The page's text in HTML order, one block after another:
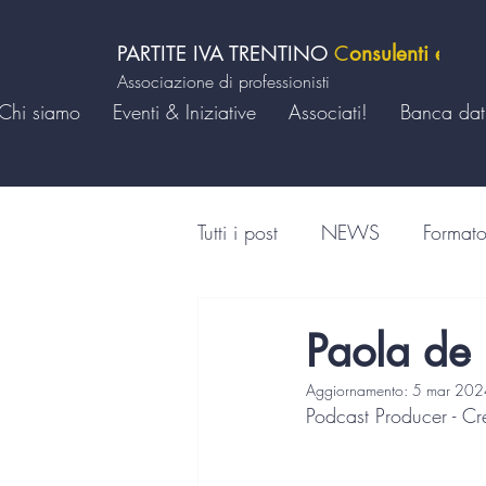
PARTITE IVA TRENTINO Consulenti e
Associazione di professionisti
siamo Eventi & Iniziative Associati! Banca
Tutti i post NEWS
Soft skills Work-life
Paola de
Aggiornamento: 5 mar
Podcast Producer -